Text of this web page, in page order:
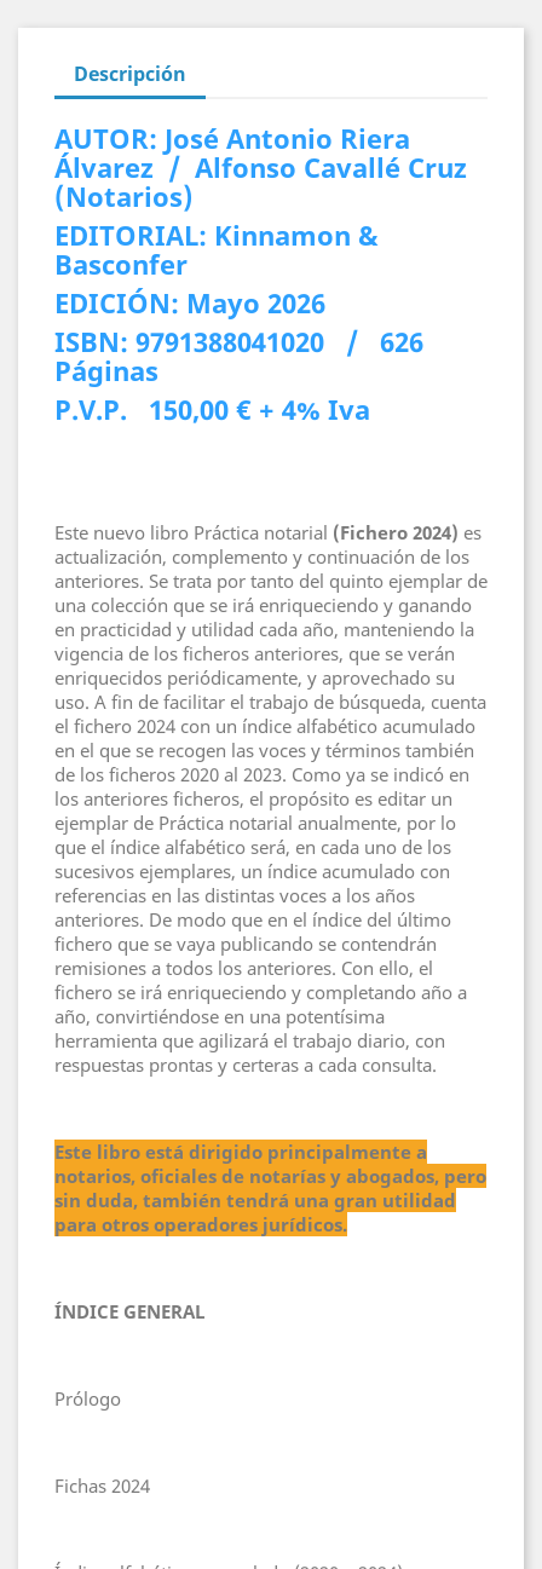
Descripción
AUTOR: José Antonio Riera
Álvarez / Alfonso Cavallé Cruz
(Notarios)
EDITORIAL: Kinnamon &
Basconfer
EDICIÓN: Mayo 2026
ISBN: 9791388041020 / 626
Páginas
P.V.P. 150,00 € + 4% Iva
Este nuevo libro Práctica notarial (Fichero 2024) es
actualización, complemento y continuación de los
anteriores. Se trata por tanto del quinto ejemplar de
una colección que se irá enriqueciendo y ganando
en practicidad y utilidad cada año, manteniendo la
vigencia de los ficheros anteriores, que se verán
enriquecidos periódicamente, y aprovechado su
uso. A fin de facilitar el trabajo de búsqueda, cuenta
el fichero 2024 con un índice alfabético acumulado
en el que se recogen las voces y términos también
de los ficheros 2020 al 2023. Como ya se indicó en
los anteriores ficheros, el propósito es editar un
ejemplar de Práctica notarial anualmente, por lo
que el índice alfabético será, en cada uno de los
sucesivos ejemplares, un índice acumulado con
referencias en las distintas voces a los años
anteriores. De modo que en el índice del último
fichero que se vaya publicando se contendrán
remisiones a todos los anteriores. Con ello, el
fichero se irá enriqueciendo y completando año a
año, convirtiéndose en una potentísima
herramienta que agilizará el trabajo diario, con
respuestas prontas y certeras a cada consulta.
Este libro está dirigido principalmente a
notarios, oficiales de notarías y abogados, pero
sin duda, también tendrá una gran utilidad
para otros operadores jurídicos.
ÍNDICE GENERAL
Prólogo
Fichas 2024